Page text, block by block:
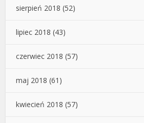
sierpień 2018 (52)
lipiec 2018 (43)
czerwiec 2018 (57)
maj 2018 (61)
kwiecień 2018 (57)